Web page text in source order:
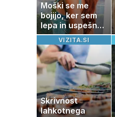
Moški se me
bojijo, ker sem
lepa in uspešna:
Misica razkrila,
zakaj je še
vedno samska
VIZITA.SI
Skrivnost
lahkotnega